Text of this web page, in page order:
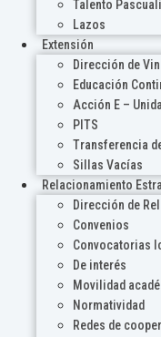
Talento
Lazos
Extensión
Dirección de
Educación
Acción E –
PITS
Transferencia
Sillas Vacías
Relacionamiento
Dirección de
Convenios
Convocatorias
De interés
Movilidad
Normatividad
Redes de